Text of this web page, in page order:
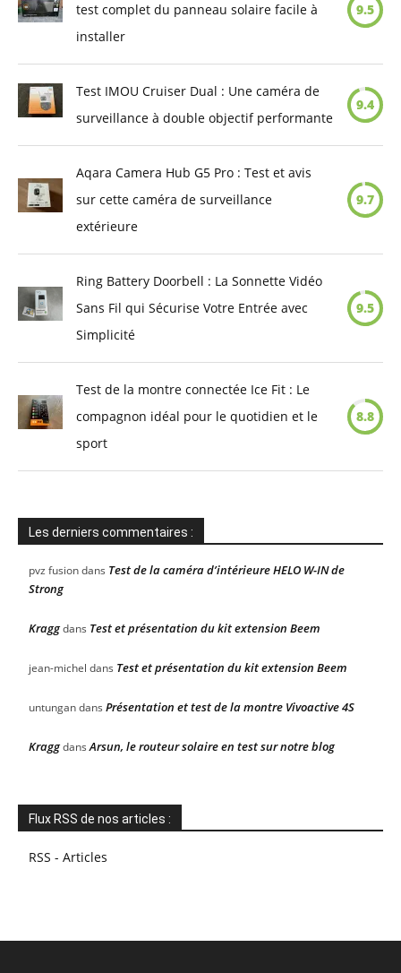
test complet du panneau solaire facile à
installer
9.5
Test IMOU Cruiser Dual : Une caméra de
surveillance à double objectif performante
9.4
Aqara Camera Hub G5 Pro : Test et avis
sur cette caméra de surveillance
extérieure
9.7
Ring Battery Doorbell : La Sonnette Vidéo
Sans Fil qui Sécurise Votre Entrée avec
Simplicité
9.5
Test de la montre connectée Ice Fit : Le
compagnon idéal pour le quotidien et le
sport
8.8
Les derniers commentaires :
pvz fusiondans Test de la caméra d’intérieure HELO W-IN de
Strong
Kraggdans Test et présentation du kit extension Beem
jean-michel dans Test et présentation du kit extension Beem
untungandans Présentation et test de la montre Vivoactive 4S
KraggdansArsun, le routeur solaire en test sur notre blog
Flux RSS de nos articles :
RSS - Articles